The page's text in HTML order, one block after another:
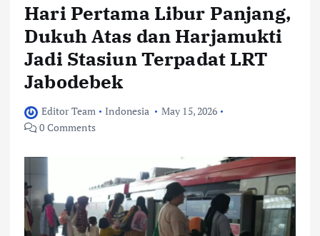
Hari Pertama Libur Panjang,
Dukuh Atas dan Harjamukti
Jadi Stasiun Terpadat LRT
Jabodebek
Editor Team Indonesia
May 15, 2026
0 Comments